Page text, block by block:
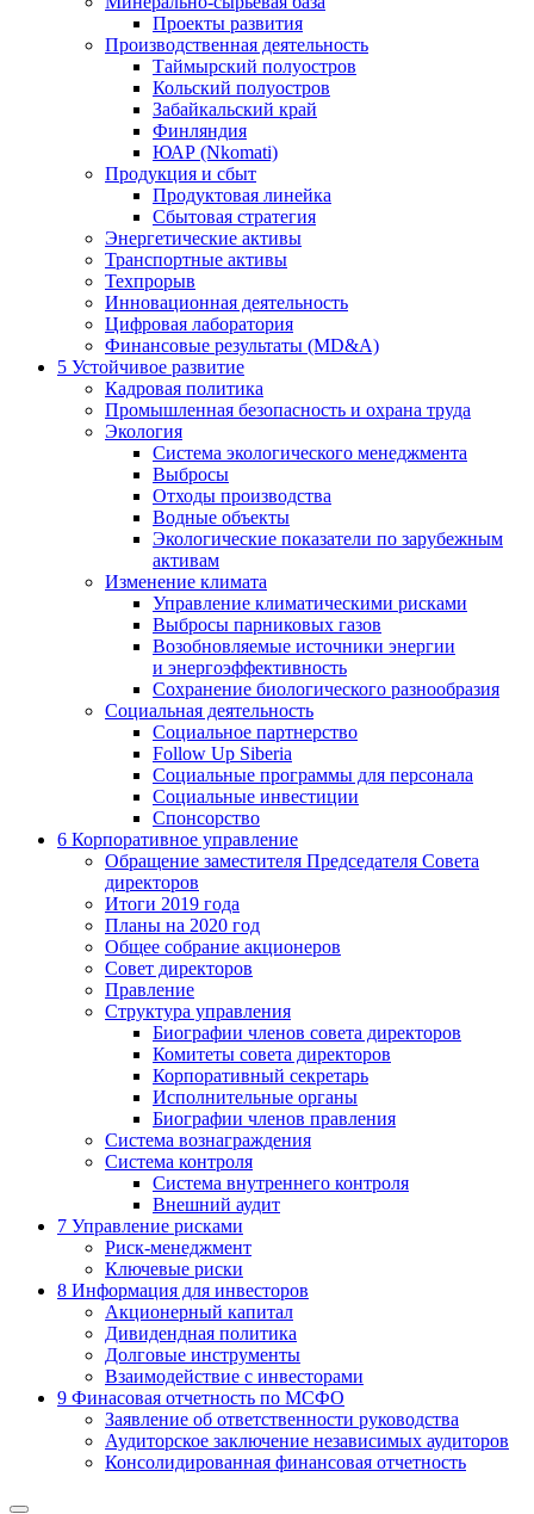
Проекты развития
Производственная деятельность
Таймырский полуостров
Кольский полуостров
Забайкальский край
Финляндия
ЮАР (Nkomati)
Продукция и сбыт
Продуктовая линейка
Сбытовая стратегия
Энергетические активы
Транспортные активы
Техпрорыв
Инновационная деятельность
Цифровая лаборатория
Финансовые результаты (MD&A)
5 Устойчивое развитие
Кадровая политика
Промышленная безопасность и охрана труда
Экология
Система экологического менеджмента
Выбросы
Отходы производства
Водные объекты
Экологические показатели по зарубежным
активам
Изменение климата
Управление климатическими рисками
Выбросы парниковых газов
Возобновляемые источники энергии
и энергоэффективность
Сохранение биологического разнообразия
Социальная деятельность
Социальное партнерство
Follow Up Siberia
Социальные программы для персонала
Социальные инвестиции
Спонсорство
6 Корпоративное управление
Обращение заместителя Председателя Совета
директоров
Итоги 2019 года
Планы на 2020 год
Общее собрание акционеров
Совет директоров
Правление
Структура управления
Биографии членов совета директоров
Комитеты совета директоров
Корпоративный секретарь
Исполнительные органы
Биографии членов правления
Система вознаграждения
Система контроля
Система внутреннего контроля
Внешний аудит
7 Управление рисками
Риск-менеджмент
Ключевые риски
8 Информация для инвесторов
Акционерный капитал
Дивидендная политика
Долговые инструменты
Взаимодействие с инвеcторами
9 Финасовая отчетность по МСФО
Заявление об ответственности руководства
Аудиторское заключение независимых аудиторов
Консолидированная финансовая отчетность